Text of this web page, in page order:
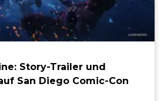
Story-Trailer und
San Diego Comic-Con